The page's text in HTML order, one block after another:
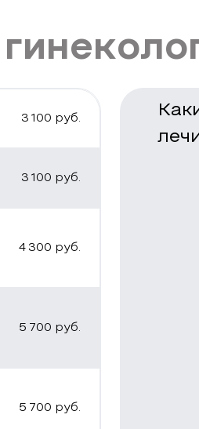
3 100 руб.
3 100 руб.
4 300 руб.
5 700 руб.
5 700 руб.